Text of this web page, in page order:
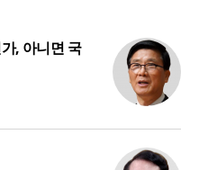
, 아니면 국